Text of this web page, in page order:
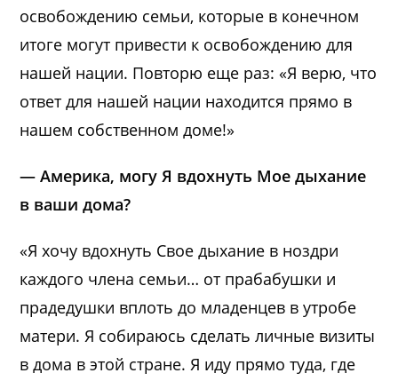
освобождению семьи, которые в конечном
итоге могут привести к освобождению для
нашей нации. Повторю еще раз: «Я верю, что
ответ для нашей нации находится прямо в
нашем собственном доме!»
— Америка, могу Я вдохнуть Мое дыхание
в ваши дома?
«Я хочу вдохнуть Свое дыхание в ноздри
каждого члена семьи… от прабабушки и
прадедушки вплоть до младенцев в утробе
матери. Я собираюсь сделать личные визиты
в дома в этой стране. Я иду прямо туда, где